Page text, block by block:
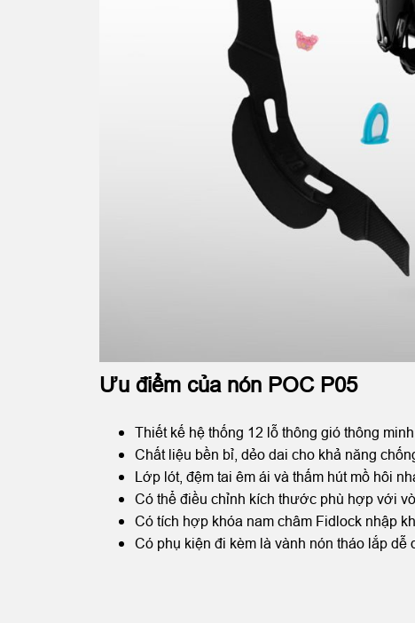
Ưu điểm của nón POC P05
Thiết kế hệ thống 12 lỗ thông gió thông
Chất liệu bền bỉ, dẻo dai cho khả năng
Lớp lót, đệm tai êm ái và thấm hút mồ hôi
Có thể điều chỉnh kích thước phù hợp với
Có tích hợp khóa nam châm Fidlock nhập
Có phụ kiện đi kèm là vành nón tháo lắp dễ